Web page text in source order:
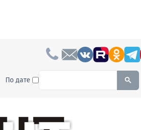
По дате To search this site,